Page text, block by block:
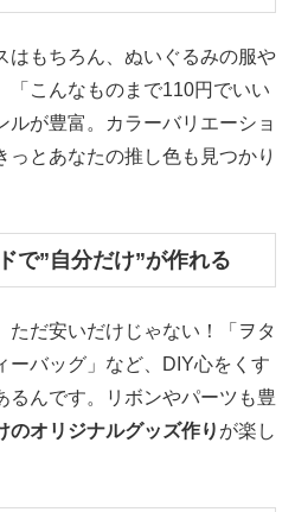
はもちろん、ぬいぐるみの服や
「こんなものまで110円でいい
ルが豊富。カラーバリエーショ
っとあなたの推し色も見つかり
で”自分だけ”が作れる
ただ安いだけじゃない！「ヲタ
ーバッグ」など、DIY心をくす
るんです。リボンやパーツも豊
のオリジナルグッズ作り が楽し